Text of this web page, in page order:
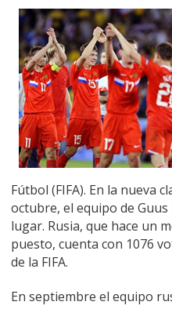
Fútbol (FIFA). En la nueva
octubre, el equipo de
lugar. Rusia, que hace un
puesto, cuenta con 1076
de la FIFA.
En septiembre el equipo